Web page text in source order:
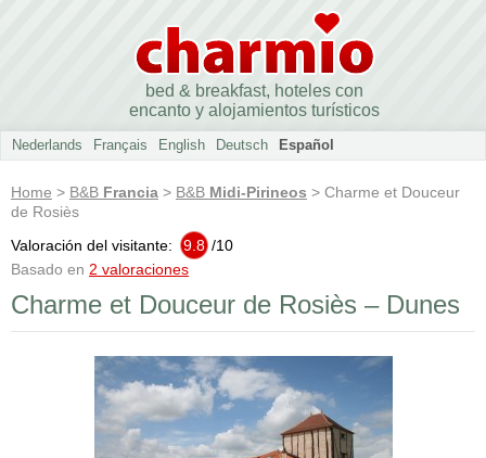
bed & breakfast, hoteles con
encanto y alojamientos turísticos
Nederlands Français English Deutsch Español
Home > B&B Francia > B&B Midi-Pirineos > Charme et Douceur
de Rosiès
Valoración del visitante:
9.8 /10
Basado en 2 valoraciones
Charme et Douceur de Rosiès – Dunes